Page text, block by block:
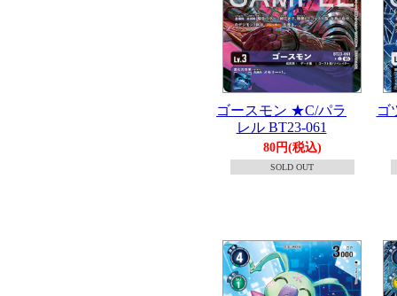
ゴースモン ★C/パラ
レル BT23-061
80円(税込)
SOLD OUT
ゴ